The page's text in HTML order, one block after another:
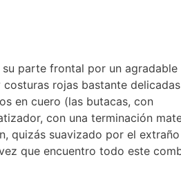
parte frontal por un agradable
rojas bastante
en cuero (las butacas, con
con una terminación
quizás suavizado por el
que encuentro todo este